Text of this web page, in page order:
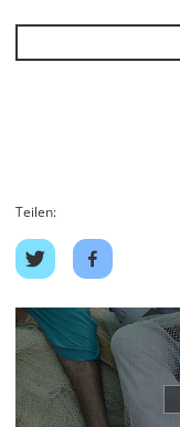
Teilen:
Auf
Twitter
Auf
Facebook